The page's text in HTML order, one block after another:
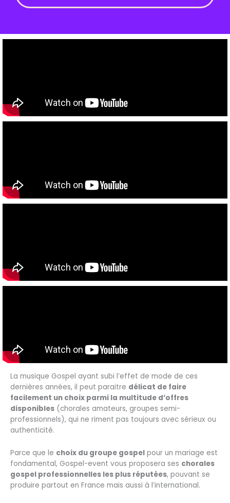
La musique Gospel ayant subi l’effet de mode de ces
dernières années, il peut paraitre délicat de faire
facilement un choix parmi la multitude d’offres
disponibles (chorales amateurs, groupes semi-
professionnels), qui ne riment pas toujours avec sérieux ou
authenticité.
Parce que le choix du groupe gospel pour un mariage est
fondamental, Gospel-event vous proposera ses chorales
gospel professionnelles les plus réputées, pouvant se
produire partout en France mais aussi à l’international.